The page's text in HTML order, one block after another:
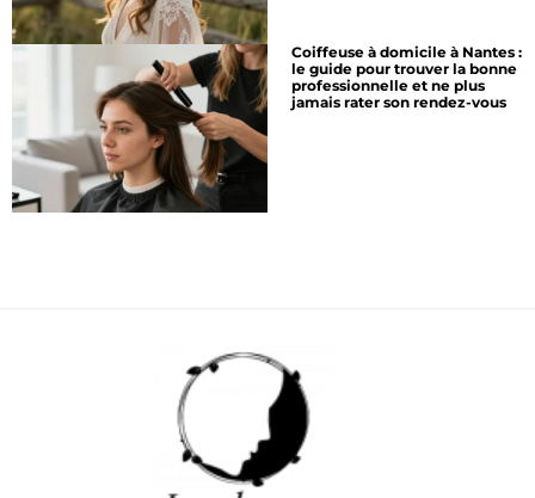
Coiffeuse à domicile à Nantes :
le guide pour trouver la bonne
professionnelle et ne plus
jamais rater son rendez-vous